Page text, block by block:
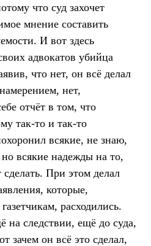
что суд захочет
мнение составить
И вот здесь
адвокатов убийца
что нет, он всё делал
нет,
отчёт в том, что
так-то и так-то
всякие, не знаю,
всякие надежды на то,
При этом делал
которые,
расходились.
на следствии, ещё до суда,
зачем он всё это сделал,